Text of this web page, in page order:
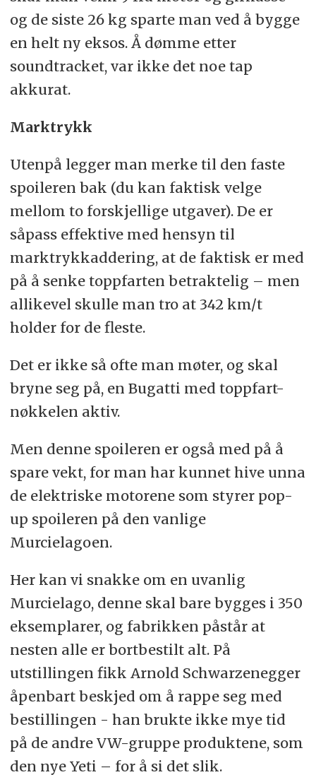
og de siste 26 kg sparte man ved å bygge
en helt ny eksos. Å dømme etter
soundtracket, var ikke det noe tap
akkurat.
Marktrykk
Utenpå legger man merke til den faste
spoileren bak (du kan faktisk velge
mellom to forskjellige utgaver). De er
såpass effektive med hensyn til
marktrykkaddering, at de faktisk er med
på å senke toppfarten betraktelig – men
allikevel skulle man tro at 342 km/t
holder for de fleste.
Det er ikke så ofte man møter, og skal
bryne seg på, en Bugatti med toppfart-
nøkkelen aktiv.
Men denne spoileren er også med på å
spare vekt, for man har kunnet hive unna
de elektriske motorene som styrer pop-
up spoileren på den vanlige
Murcielagoen.
Her kan vi snakke om en uvanlig
Murcielago, denne skal bare bygges i 350
eksemplarer, og fabrikken påstår at
nesten alle er bortbestilt alt. På
utstillingen fikk Arnold Schwarzenegger
åpenbart beskjed om å rappe seg med
bestillingen - han brukte ikke mye tid
på de andre VW-gruppe produktene, som
den nye Yeti – for å si det slik.